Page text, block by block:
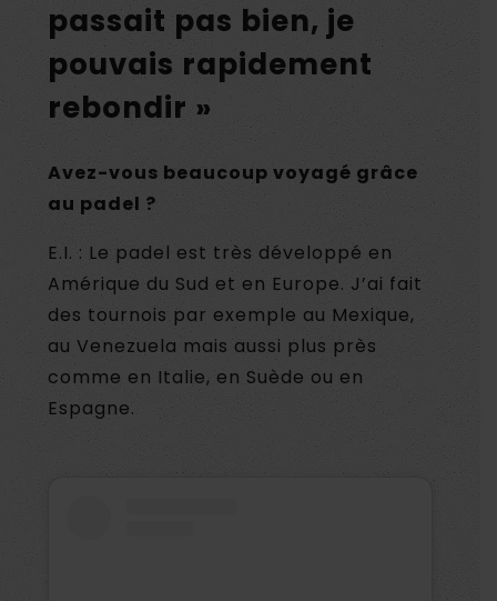
passait pas bien, je
pouvais rapidement
rebondir »
Avez-vous beaucoup voyagé grâce
au padel ?
E.I. : Le padel est très développé en
Amérique du Sud et en Europe. J’ai fait
des tournois par exemple au Mexique,
au Venezuela mais aussi plus près
comme en Italie, en Suède ou en
Espagne.